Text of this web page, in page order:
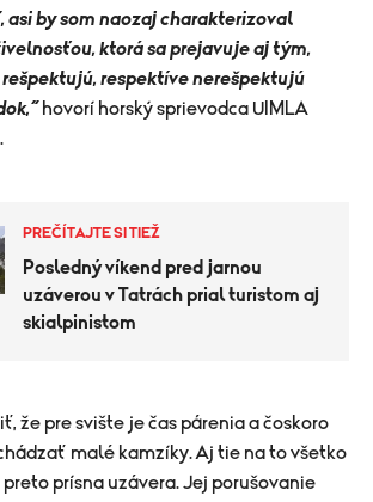
asi by som naozaj charakterizoval
ktorá sa prejavuje aj tým,
respektíve nerešpektujú
hovorí horský sprievodca UIMLA
PREČÍTAJTE SI TIEŽ
Posledný víkend pred jarnou
uzáverou v Tatrách prial turistom aj
skialpinistom
že pre svište je čas párenia a čoskoro
malé kamzíky. Aj tie na to všetko
prísna uzávera. Jej porušovanie